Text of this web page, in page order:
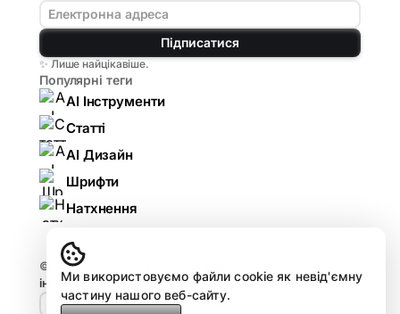
Підписатися
✨ Лише найцікавіше.
Популярні теги
AI Інструменти
Статті
AI Дизайн
Шрифти
Натхнення
© 2026
інструменти, гайди, огляди.
🤘🏻 Design HUB by Komarov
Реклама та співпраця
Ми використовуємо файли cookie як невід'ємну
частину нашого веб-сайту.